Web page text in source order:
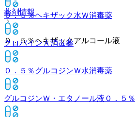
薬剤情報
０．５％ヘキザックアルコール液
０．５％ヘキザック水Ｗ消毒薬
クロバインＡ消毒薬
０．５％グルコジンＷ水消毒薬
グルコジンＷ・エタノール液０．５％